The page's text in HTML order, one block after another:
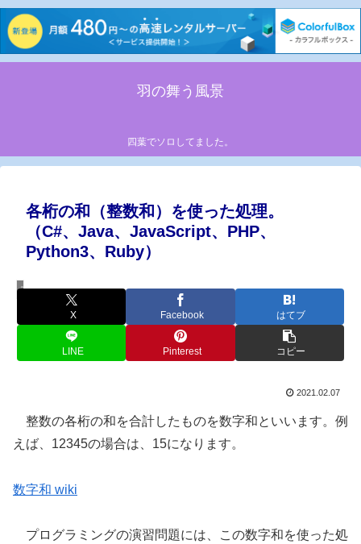
羽の舞う風景
四葉でソロしてました。
各桁の和（整数和）を使った処理。
（C#、Java、JavaScript、PHP、
Python3、Ruby）
プログラミング
X Facebook はてブ
LINE Pinterest コピー
2021.02.07
整数の各桁の和を合計したものを数字和といいます。例
えば、12345の場合は、15になります。
数字和 wiki
プログラミングの演習問題には、この数字和を使った処